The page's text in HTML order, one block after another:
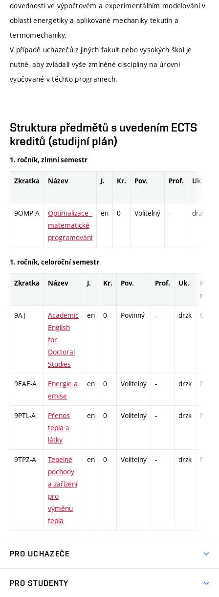
dovednosti ve výpočtovém a experimentálním modelování v
oblasti energetiky a aplikované mechaniky tekutin a
termomechaniky.
V případě uchazečů z jiných fakult nebo vysokých škol je
nutné, aby zvládali výše zmíněné disciplíny na úrovni
vyučované v těchto programech.
Struktura předmětů s uvedením ECTS
kreditů (studijní plán)
1. ročník, zimní semestr
Zkratka Název J. Kr. Pov. Prof. Uk.
9OMP-A
Optimalizace -
matematické
programování
en 0 Volitelný - drzk
1. ročník, celoroční semestr
Zkratka Název J. Kr. Pov. Prof. Uk.
Hod.
9AJ
Academic
English
for
Doctoral
Studies
en 0 Povinný - drzk Cj - 60
9EAE-A
Energie a
emise
en 0 Volitelný - drzk P - 20
9PTL-A
Přenos
tepla a
látky
en 0 Volitelný - drzk P - 20
9TPZ-A
Tepelné
pochody
a zařízení
pro
výměnu
tepla
en 0 Volitelný - drzk P - 20
PRO UCHAZEČE
PRO STUDENTY